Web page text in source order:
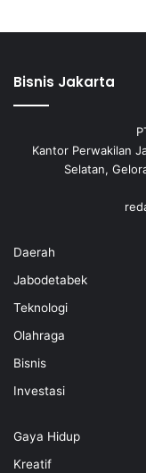
Bisnis Jakarta
Kantor Perwakilan
Selatan,
Daerah
Jabodetabek
Teknologi
Olahraga
Bisnis
Investasi
Gaya Hidup
Kreatif